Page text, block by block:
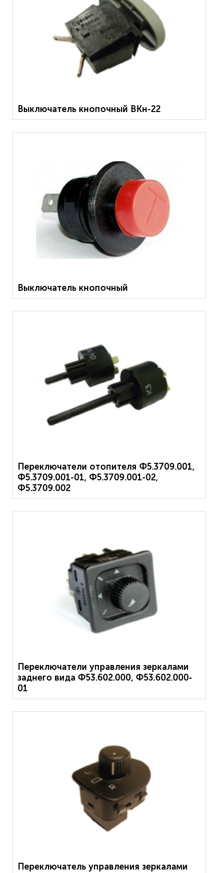
Выключатель кнопочный ВКн-22
Выключатель кнопочный
Переключатели отопителя Ф5.3709.001,
Ф5.3709.001-01, Ф5.3709.001-02,
Ф5.3709.002
Переключатели управления зеркалами
заднего вида Ф53.602.000, Ф53.602.000-
01
Переключатель управления зеркалами